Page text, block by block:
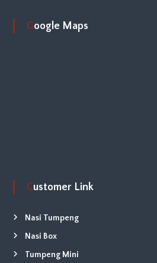
Google Maps
Customer Link
Nasi Tumpeng
Nasi Box
Tumpeng Mini